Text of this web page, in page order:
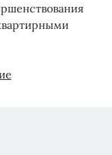
Председателей